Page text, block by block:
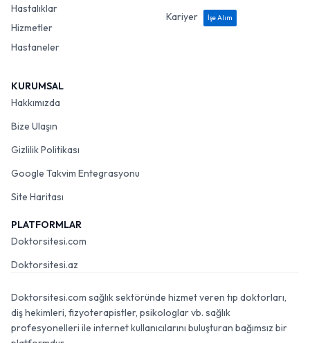
Hastalıklar
Hizmetler
Hastaneler
Kariyer
İşe Alım
KURUMSAL
Hakkımızda
Bize Ulaşın
Gizlilik Politikası
Google Takvim Entegrasyonu
Site Haritası
PLATFORMLAR
Doktorsitesi.com
Doktorsitesi.az
Doktorsitesi.com sağlık sektöründe hizmet veren tıp doktorları,
diş hekimleri, fizyoterapistler, psikologlar vb. sağlık
profesyonelleri ile internet kullanıcılarını buluşturan bağımsız bir